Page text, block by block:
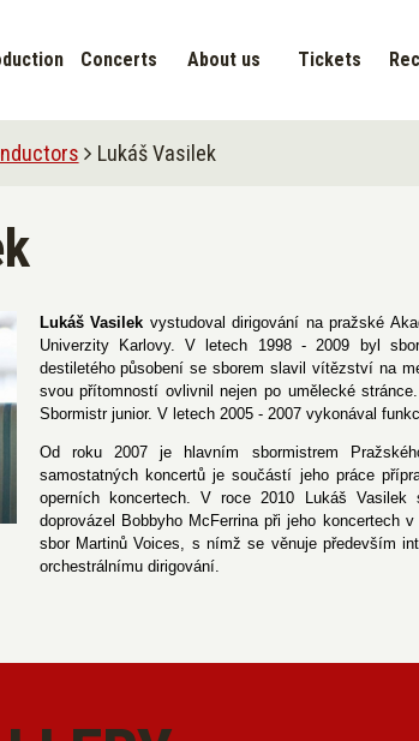
Concerts About us Tickets
Lukáš Vasilek
Lukáš Vasilek vystudoval dirigování na pražské
Univerzity Karlovy. V letech 1998 - 2009 byl
destiletého působení se sborem slavil vítězství na
svou přítomností ovlivnil nejen po umělecké
Sbormistr junior. V letech 2005 - 2007 vykonával
Od roku 2007 je hlavním sbormistrem
samostatných koncertů je součástí jeho práce
operních koncertech. V roce 2010 Lukáš
doprovázel Bobbyho McFerrina při jeho koncertech
sbor Martinů Voices, s nímž se věnuje především
orchestrálnímu dirigování.